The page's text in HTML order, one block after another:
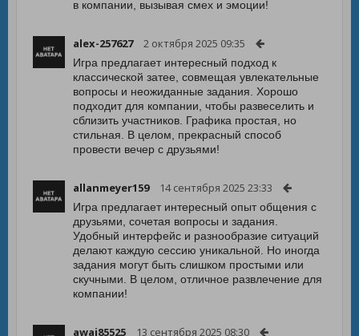
в компании, вызывая смех и эмоции!
alex-257627 2 октября 2025 09:35
Игра предлагает интересный подход к
классической затее, совмещая увлекательные
вопросы и неожиданные задания. Хорошо
подходит для компании, чтобы развеселить и
сблизить участников. Графика простая, но
стильная. В целом, прекрасный способ
провести вечер с друзьями!
allanmeyer159 14 сентября 2025 23:33
Игра предлагает интересный опыт общения с
друзьями, сочетая вопросы и задания.
Удобный интерфейс и разнообразие ситуаций
делают каждую сессию уникальной. Но иногда
задания могут быть слишком простыми или
скучными. В целом, отличное развлечение для
компании!
awaj85525 13 сентября 2025 08:30